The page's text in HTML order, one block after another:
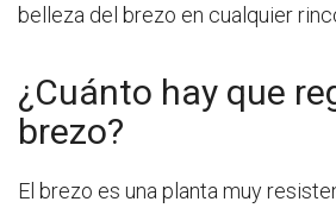
belleza del brezo en cualquier
¿Cuánto hay que
brezo?
El brezo es una planta muy